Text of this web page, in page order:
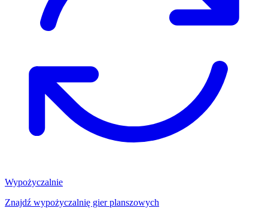
Wypożyczalnie
Znajdź wypożyczalnię gier planszowych